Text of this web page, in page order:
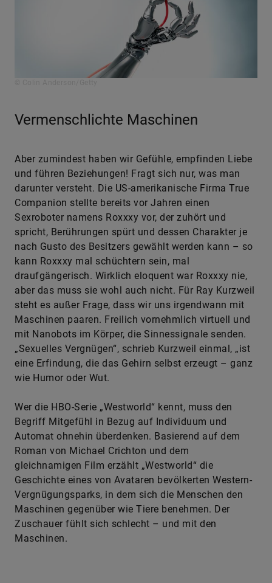
Vermenschlichte Maschinen
Aber zumindest haben wir Gefühle, empfinden Liebe
und führen Beziehungen! Fragt sich nur, was man
darunter versteht. Die US-amerikanische Firma True
Companion stellte bereits vor Jahren einen
Sexroboter namens Roxxxy vor, der zuhört und
spricht, Berührungen spürt und dessen Charakter je
nach Gusto des Besitzers gewählt werden kann – so
kann Roxxxy mal schüchtern sein, mal
draufgängerisch. Wirklich eloquent war Roxxxy nie,
aber das muss sie wohl auch nicht. Für Ray Kurzweil
steht es außer Frage, dass wir uns irgendwann mit
Maschinen paaren. Freilich vornehmlich virtuell und
mit Nanobots im Körper, die Sinnessignale senden.
„Sexuelles Vergnügen“, schrieb Kurzweil einmal, „ist
eine Erfindung, die das Gehirn selbst erzeugt – ganz
wie Humor oder Wut.
Wer die HBO-Serie „Westworld“ kennt, muss den
Begriff Mitgefühl in Bezug auf Individuum und
Automat ohnehin überdenken. Basierend auf dem
Roman von ­Michael Crichton und dem
gleichnamigen Film erzählt „Westworld“ die
Geschichte eines von Avataren bevölkerten Western-
Vergnügungsparks, in dem sich die Menschen den
Maschinen gegenüber wie Tiere benehmen. Der
Zuschauer fühlt sich schlecht – und mit den
Maschinen.